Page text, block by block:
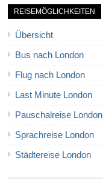
REISEMÖGLICHKEITEN
Übersicht
Bus nach London
Flug nach London
Last Minute London
Pauschalreise London
Sprachreise London
Städtereise London